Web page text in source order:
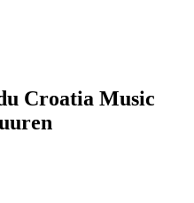
Croatia Music